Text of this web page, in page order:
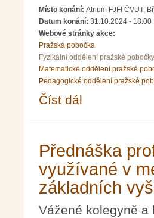
Místo konání: Atrium FJFI ČVUT,
Datum konání: 31.10.2024 - 18:00
Webové stránky akce:
Pražská pobočka
Fyzikální oddělení pražské pobočky
Matematické oddělení pražské
Pedagogické oddělení pražské
Číst dál
Přednáška
využívané v
základních
Vážené kolegyně a